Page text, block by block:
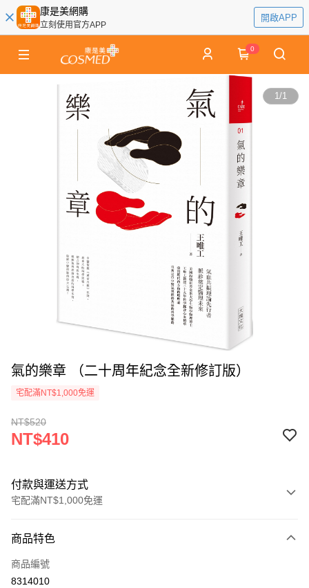
康是美網購
立刻使用官方APP
開啟APP
0
1/1
氣的樂章 （二十周年紀念全新修訂版）
宅配滿NT$1,000免運
NT$520
NT$410
付款與運送方式
宅配滿NT$1,000免運
icash Pay
信用卡一次付款
商品特色
商品編號
8314010